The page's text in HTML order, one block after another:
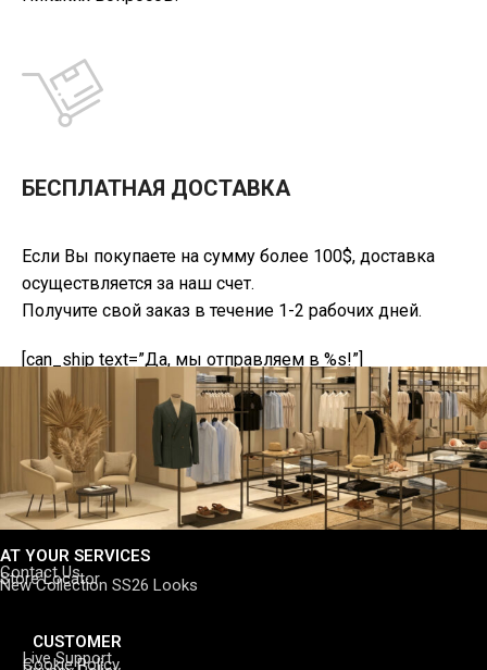
БЕСПЛАТНАЯ ДОСТАВКА
Если Вы покупаете на сумму более 100$, доставка
осуществляется за наш счет.
Получите свой заказ в течение 1-2 рабочих дней.
[can_ship text=”Да, мы отправляем в %s!”]
AT YOUR SERVICES
Contact Us
Store Locator
New Collection SS26 Looks
CUSTOMER
Live Support
Cookie Policy